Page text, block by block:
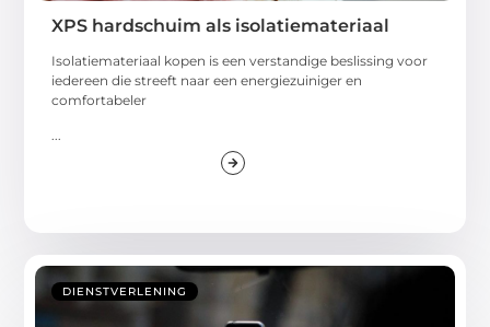
XPS hardschuim als isolatiemateriaal
Isolatiemateriaal kopen is een verstandige beslissing voor
iedereen die streeft naar een energiezuiniger en
comfortabeler
...
DIENSTVERLENING